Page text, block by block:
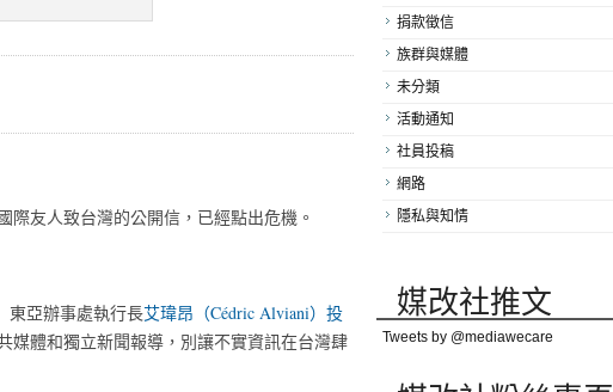
友人致台灣的公開信，已經點出危機。
東亞辦事處執行長艾瑋昂（Cédric Alviani）投
媒體和獨立新聞報導，別讓不實資訊在台灣肆
捐款徵信
族群與媒體
未分類
活動通知
社員投稿
網路
隱私與知情
媒改社推文
Tweets by @mediawecare